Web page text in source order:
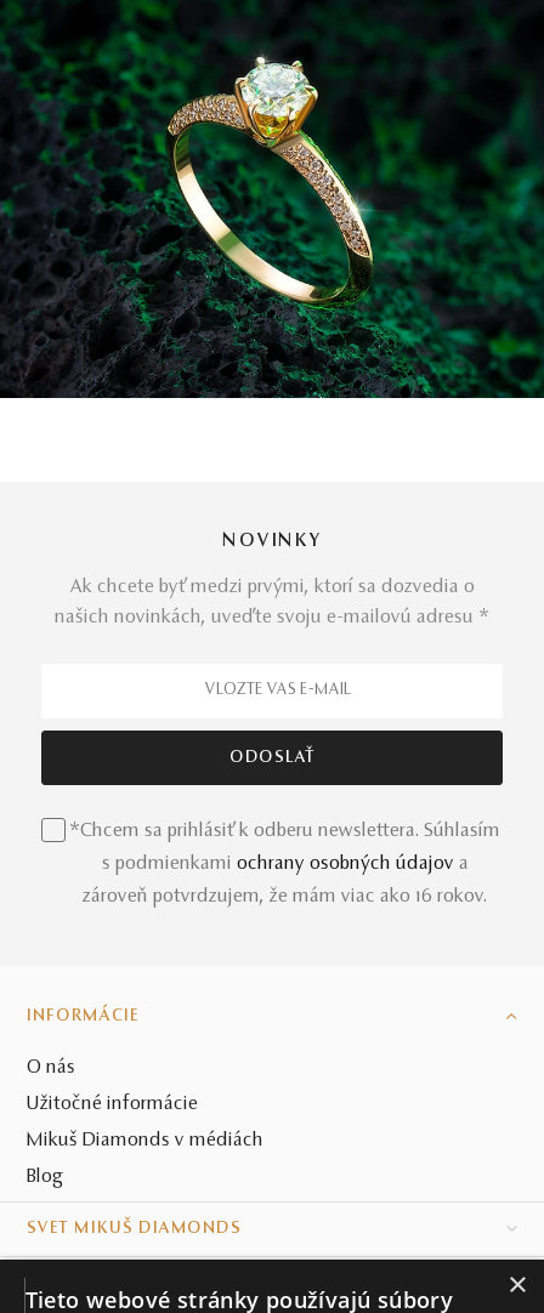
NOVINKY
Ak chcete byť medzi prvými, ktorí sa dozvedia o
našich novinkách, uveďte svoju e-mailovú adresu *
*Chcem sa prihlásiť k odberu newslettera. Súhlasím
s podmienkami ochrany osobných údajov a
zároveň potvrdzujem, že mám viac ako 16 rokov.
INFORMÁCIE
O nás
Užitočné informácie
Mikuš Diamonds v médiách
Blog
SVET MIKUŠ DIAMONDS
×
Tieto webové stránky používajú súbory